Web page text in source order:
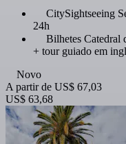
CitySightseeing
24h
Bilhetes Catedral
+ tour guiado em
Novo
A partir de US$ 67,03
US$ 63,68